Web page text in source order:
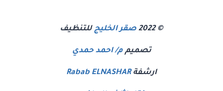
© 2022 صقر الخليجللتنظيف
تصميمم/ احمد حمدي
ارشفةRabab ELNASHAR